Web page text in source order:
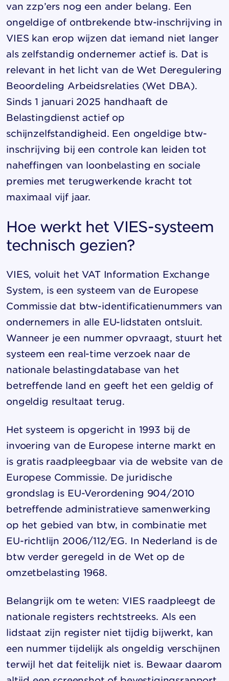
van zzp’ers nog een ander belang. Een
ongeldige of ontbrekende btw-inschrijving in
VIES kan erop wijzen dat iemand niet langer
als zelfstandig ondernemer actief is. Dat is
relevant in het licht van de Wet Deregulering
Beoordeling Arbeidsrelaties (Wet DBA).
Sinds 1 januari 2025 handhaaft de
Belastingdienst actief op
schijnzelfstandigheid. Een ongeldige btw-
inschrijving bij een controle kan leiden tot
naheffingen van loonbelasting en sociale
premies met terugwerkende kracht tot
maximaal vijf jaar.
Hoe werkt het VIES-systeem
technisch gezien?
VIES, voluit het VAT Information Exchange
System, is een systeem van de Europese
Commissie dat btw-identificatienummers van
ondernemers in alle EU-lidstaten ontsluit.
Wanneer je een nummer opvraagt, stuurt het
systeem een real-time verzoek naar de
nationale belastingdatabase van het
betreffende land en geeft het een geldig of
ongeldig resultaat terug.
Het systeem is opgericht in 1993 bij de
invoering van de Europese interne markt en
is gratis raadpleegbaar via de website van de
Europese Commissie. De juridische
grondslag is EU-Verordening 904/2010
betreffende administratieve samenwerking
op het gebied van btw, in combinatie met
EU-richtlijn 2006/112/EG. In Nederland is de
btw verder geregeld in de Wet op de
omzetbelasting 1968.
Belangrijk om te weten: VIES raadpleegt de
nationale registers rechtstreeks. Als een
lidstaat zijn register niet tijdig bijwerkt, kan
een nummer tijdelijk als ongeldig verschijnen
terwijl het dat feitelijk niet is. Bewaar daarom